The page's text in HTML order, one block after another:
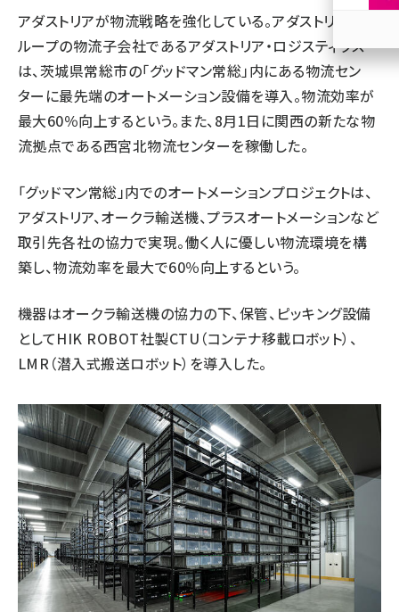
アダストリアが物流戦略を強化している。アダストリアとグ
ループの物流子会社であるアダストリア・ロジスティクス
は、茨城県常総市の「グッドマン常総」内にある物流セン
ターに最先端のオートメーション設備を導入。物流効率が
最大60％向上するという。また、8月1日に関西の新たな物
流拠点である西宮北物流センターを稼働した。
「グッドマン常総」内でのオートメーションプロジェクトは、
アダストリア、オークラ輸送機、プラスオートメーションなど
取引先各社の協力で実現。働く人に優しい物流環境を構
築し、物流効率を最大で60％向上するという。
機器はオークラ輸送機の協力の下、保管、ピッキング設備
としてHIK ROBOT社製CTU（コンテナ移載ロボット）、
LMR（潜入式搬送ロボット）を導入した。
参